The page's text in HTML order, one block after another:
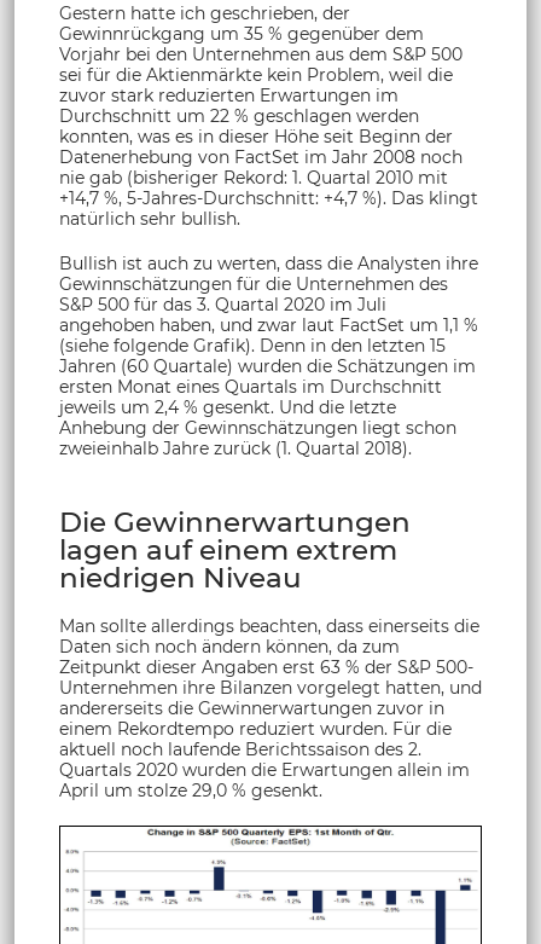
Gestern hatte ich geschrieben, der
Gewinnrückgang um 35 % gegenüber dem
Vorjahr bei den Unternehmen aus dem S&P 500
sei für die Aktienmärkte kein Problem, weil die
zuvor stark reduzierten Erwartungen im
Durchschnitt um 22 % geschlagen werden
konnten, was es in dieser Höhe seit Beginn der
Datenerhebung von FactSet im Jahr 2008 noch
nie gab (bisheriger Rekord: 1. Quartal 2010 mit
+14,7 %, 5-Jahres-Durchschnitt: +4,7 %). Das klingt
natürlich sehr bullish.
Bullish ist auch zu werten, dass die Analysten ihre
Gewinnschätzungen für die Unternehmen des
S&P 500 für das 3. Quartal 2020 im Juli
angehoben haben, und zwar laut FactSet um 1,1 %
(siehe folgende Grafik). Denn in den letzten 15
Jahren (60 Quartale) wurden die Schätzungen im
ersten Monat eines Quartals im Durchschnitt
jeweils um 2,4 % gesenkt. Und die letzte
Anhebung der Gewinnschätzungen liegt schon
zweieinhalb Jahre zurück (1. Quartal 2018).
Die Gewinnerwartungen
lagen auf einem extrem
niedrigen Niveau
Man sollte allerdings beachten, dass einerseits die
Daten sich noch ändern können, da zum
Zeitpunkt dieser Angaben erst 63 % der S&P 500-
Unternehmen ihre Bilanzen vorgelegt hatten, und
andererseits die Gewinnerwartungen zuvor in
einem Rekordtempo reduziert wurden. Für die
aktuell noch laufende Berichtssaison des 2.
Quartals 2020 wurden die Erwartungen allein im
April um stolze 29,0 % gesenkt.